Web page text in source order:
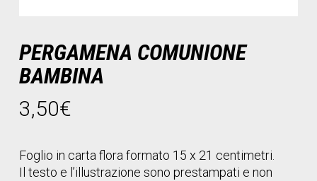
PERGAMENA COMUNIONE
BAMBINA
3,50€
Foglio in carta flora formato 15 x 21 centimetri.
Il testo e l’illustrazione sono prestampati e non